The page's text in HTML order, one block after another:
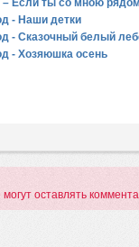
– Если ты со мною рядом
- Наши детки
- Сказочный белый
- Хозяюшка осень
могут оставлять